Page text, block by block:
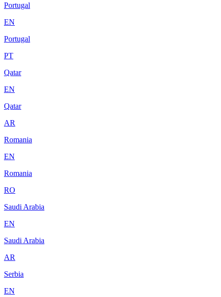
Portugal
EN
Portugal
PT
Qatar
EN
Qatar
AR
Romania
EN
Romania
RO
Saudi Arabia
EN
Saudi Arabia
AR
Serbia
EN